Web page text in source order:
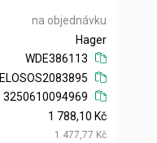
na objednávku
Hager
WDE386113
ELOSOS2083895
3250610094969
1 788,10 Kč
1 477,77 Kč